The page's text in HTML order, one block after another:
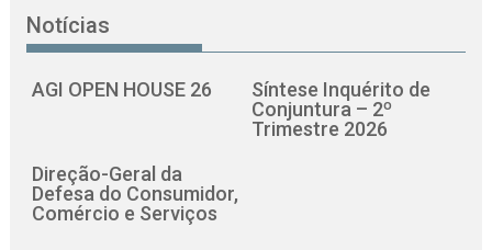
Notícias
AGI OPEN HOUSE 26
Síntese Inquérito de
Conjuntura – 2º
Trimestre 2026
Direção-Geral da
Defesa do Consumidor,
Comércio e Serviços